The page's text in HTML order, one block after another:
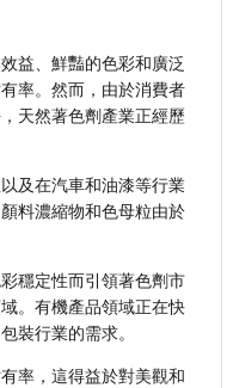
益、鮮豔的色彩和廣泛
率。然而，由於消費者
天然著色劑產業正經歷
及在汽車和油漆等行業
料濃縮物和色母粒由於
穩定性而引領著色劑市
。有機產品領域正在快
裝行業的需求。
率，這得益於對美觀和